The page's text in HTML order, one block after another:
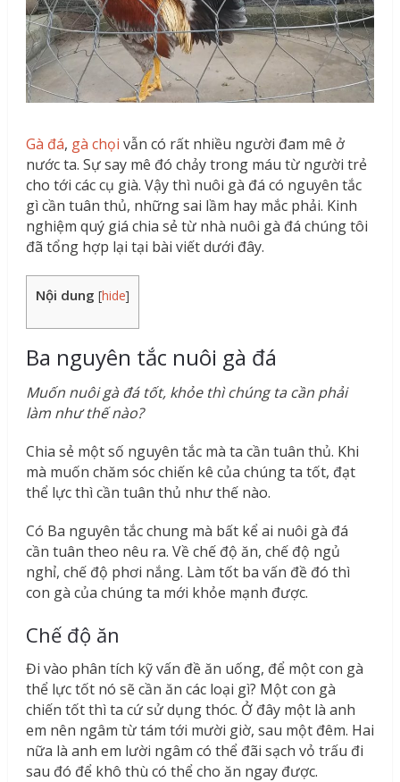
Gà đá, gà chọi vẫn có rất nhiều người đam mê ở
nước ta. Sự say mê đó chảy trong máu từ người trẻ
cho tới các cụ già. Vậy thì nuôi gà đá có nguyên tắc
gì cần tuân thủ, những sai lầm hay mắc phải. Kinh
nghiệm quý giá chia sẻ từ nhà nuôi gà đá chúng tôi
đã tổng hợp lại tại bài viết dưới đây.
Nội dung [hide]
Ba nguyên tắc nuôi gà đá
Muốn nuôi gà đá tốt, khỏe thì chúng ta cần phải
làm như thế nào?
Chia sẻ một số nguyên tắc mà ta cần tuân thủ. Khi
mà muốn chăm sóc chiến kê của chúng ta tốt, đạt
thể lực thì cần tuân thủ như thế nào.
Có Ba nguyên tắc chung mà bất kể ai nuôi gà đá
cần tuân theo nêu ra. Về chế độ ăn, chế độ ngủ
nghỉ, chế độ phơi nắng. Làm tốt ba vấn đề đó thì
con gà của chúng ta mới khỏe mạnh được.
Chế độ ăn
Đi vào phân tích kỹ vấn đề ăn uống, để một con gà
thể lực tốt nó sẽ cần ăn các loại gì? Một con gà
chiến tốt thì ta cứ sử dụng thóc. Ở đây một là anh
em nên ngâm từ tám tới mười giờ, sau một đêm. Hai
nữa là anh em lười ngâm có thể đãi sạch vỏ trấu đi
sau đó để khô thù có thể cho ăn ngay được.